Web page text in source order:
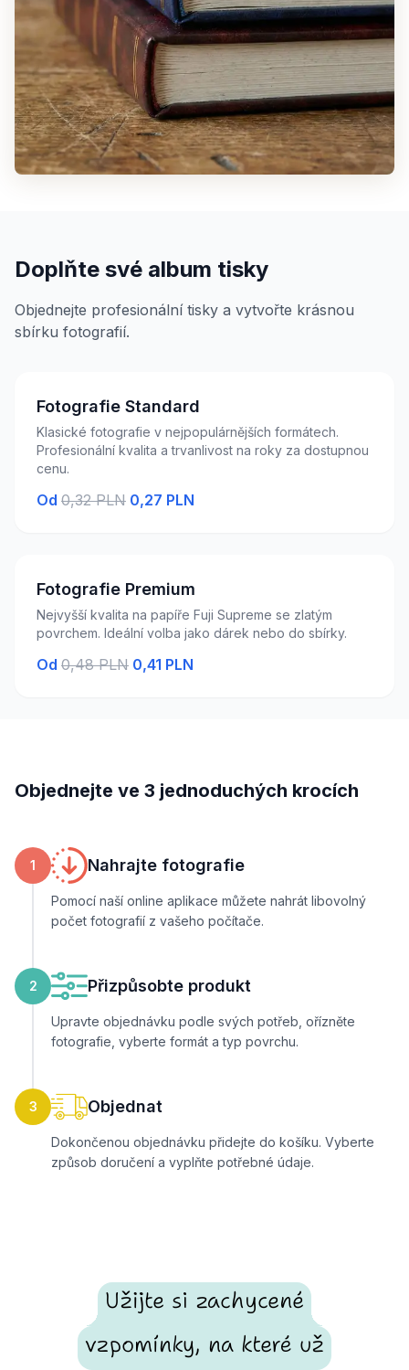
Doplňte své album tisky
Objednejte profesionální tisky a vytvořte krásnou
sbírku fotografií.
Fotografie Standard
Klasické fotografie v nejpopulárnějších formátech.
Profesionální kvalita a trvanlivost na roky za dostupnou
cenu.
Od 0,32 PLN 0,27 PLN
Fotografie Premium
Nejvyšší kvalita na papíře Fuji Supreme se zlatým
povrchem. Ideální volba jako dárek nebo do sbírky.
Od 0,48 PLN 0,41 PLN
Objednejte ve 3 jednoduchých krocích
1 Nahrajte fotografie
Pomocí naší online aplikace můžete nahrát libovolný
počet fotografií z vašeho počítače.
2 Přizpůsobte produkt
Upravte objednávku podle svých potřeb, ořízněte
fotografie, vyberte formát a typ povrchu.
3 Objednat
Dokončenou objednávku přidejte do košíku. Vyberte
způsob doručení a vyplňte potřebné údaje.
Užijte si zachycené
vzpomínky, na které už